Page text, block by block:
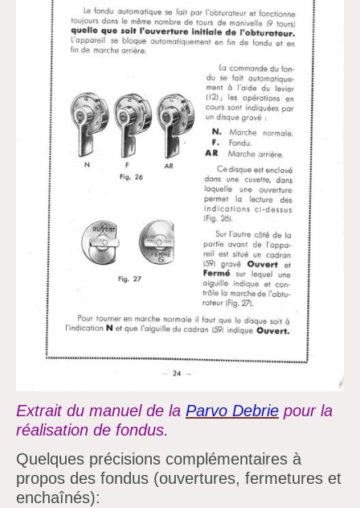
Extrait du manuel de la Parvo Debrie pour la
réalisation de fondus.
Quelques précisions complémentaires à
propos des fondus (ouvertures, fermetures et
enchaînés):